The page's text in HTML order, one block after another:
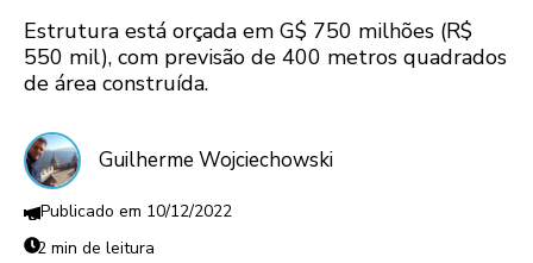
Estrutura está orçada em G$ 750 milhões (R$
550 mil), com previsão de 400 metros quadrados
de área construída.
Guilherme Wojciechowski
10/12/2022
2 min de leitura